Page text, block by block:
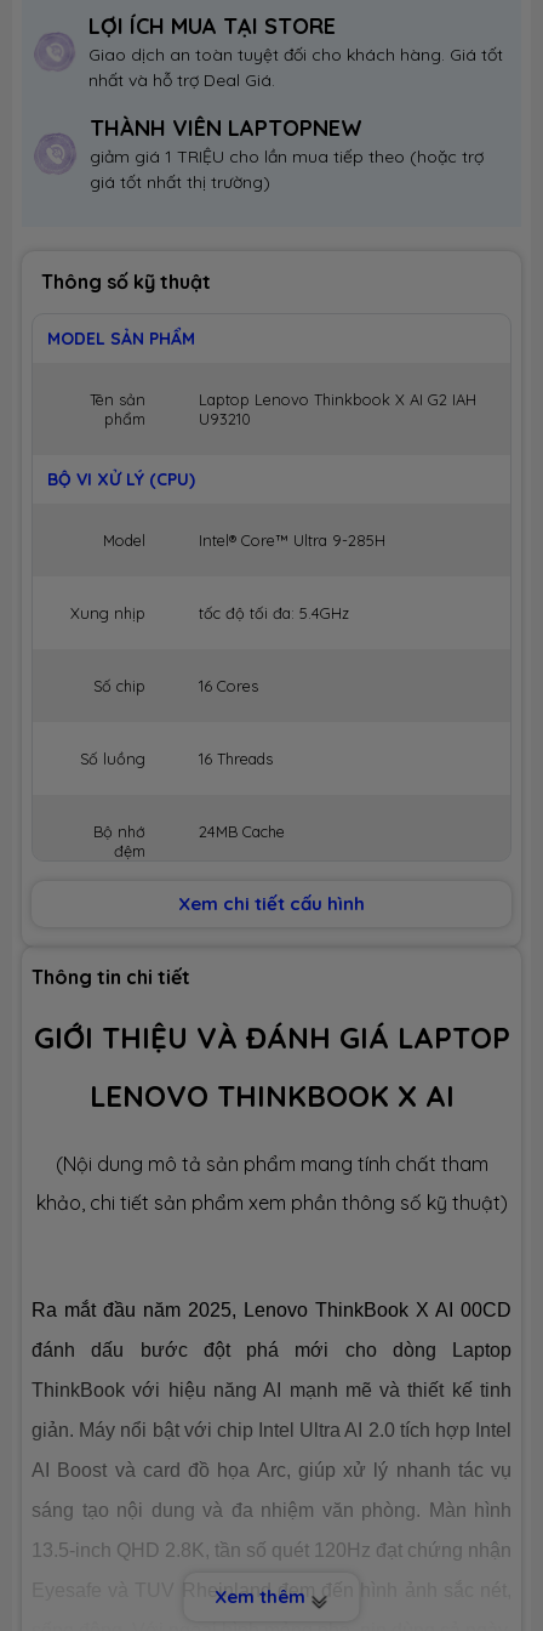
LỢI ÍCH MUA TẠI STORE
Giao dịch an toàn tuyệt đối cho khách hàng. Giá tốt
nhất và hỗ trợ Deal Giá.
THÀNH VIÊN LAPTOPNEW
giảm giá 1 TRIỆU cho lần mua tiếp theo (hoặc trợ
giá tốt nhất thị trường)
Thông số kỹ thuật
MODEL SẢN PHẨM
Tên sản
phẩm
Laptop Lenovo Thinkbook X AI G2 IAH
U93210
BỘ VI XỬ LÝ (CPU)
Model Intel® Core™ Ultra 9-285H
Xung nhịp tốc độ tối đa: 5.4GHz
Số chip 16 Cores
Số luồng 16 Threads
Bộ nhớ
đệm
24MB Cache
BỘ NHỚ MÁY (RAM)
Dung lượng
Công nghệ LPDDR5x 8400MHz
Ổ CỨNG LƯU TRỮ (SSD)
Công nghệ PCIe Gen4
Số slot 1 slot
CHIP XỬ LÝ ĐỒ HOẠ (VGA)
VGA tích
hợp
Intel® Arc™ Graphics
None
Xem chi tiết cấu hình
Thông tin chi tiết
GIỚI THIỆU VÀ ĐÁNH GIÁ LAPTOP
LENOVO THINKBOOK X AI
(Nội dung mô tả sản phẩm mang tính chất tham
khảo, chi tiết sản phẩm xem phần thông số kỹ thuật)
Ra mắt đầu năm 2025, Lenovo ThinkBook X AI 00CD
đánh dấu bước đột phá mới cho dòng Laptop
ThinkBook với hiệu năng AI mạnh mẽ và thiết kế tinh
giản. Máy nổi bật với chip Intel Ultra AI 2.0 tích hợp Intel
AI Boost và card đồ họa Arc, giúp xử lý nhanh tác vụ
sáng tạo nội dung và đa nhiệm văn phòng. Màn hình
13.5-inch QHD 2.8K, tần số quét 120Hz đạt chứng nhận
Eyesafe và TUV Rheinland đem đến hình ảnh sắc nét,
Xem thêm